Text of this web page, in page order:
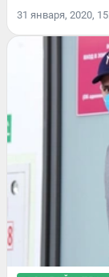
31 января, 2020,